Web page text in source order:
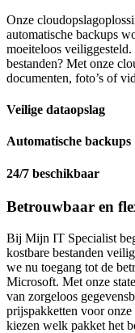
Onze
automatische backups
moeiteloos
bestanden? Met onze
documenten, foto’s of
Veilige dataopslag
Automatische backups
24/7 beschikbaar
Betrouwbaar en
Bij Mijn IT Specialist
kostbare bestanden
we nu toegang tot de
Microsoft. Met onze
van zorgeloos
prijspakketten voor
kiezen welk pakket het